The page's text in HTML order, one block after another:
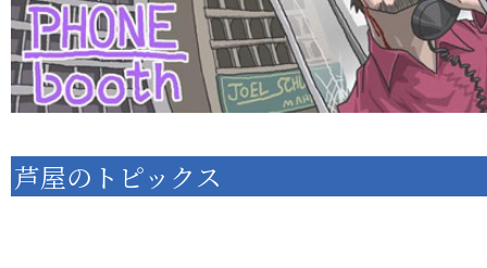
芦屋のトピックス